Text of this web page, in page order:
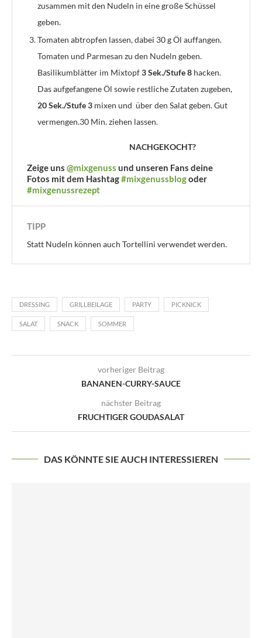
zusammen mit den Nudeln in eine große Schüssel
geben.
Tomaten abtropfen lassen, dabei 30 g Öl auffangen.
Tomaten und Parmesan zu den Nudeln geben.
Basilikumblätter im Mixtopf3 Sek./Stufe 8 hacken.
Das aufgefangene Öl sowie restliche Zutaten zugeben,
20 Sek./Stufe 3 mixen und über den Salat geben. Gut
vermengen.30 Min. ziehen lassen.
NACHGEKOCHT?
Zeige uns @mixgenuss und unseren Fans deine
Fotos mit dem Hashtag#mixgenussblogoder
#mixgenussrezept
TIPP
Statt Nudeln können auch Tortellini verwendet werden.
DRESSING GRILLBEILAGE PARTY PICKNICK
SALAT SNACK SOMMER
vorheriger Beitrag
BANANEN-CURRY-SAUCE
nächster Beitrag
FRUCHTIGER GOUDASALAT
DAS KÖNNTE SIE AUCH INTERESSIEREN